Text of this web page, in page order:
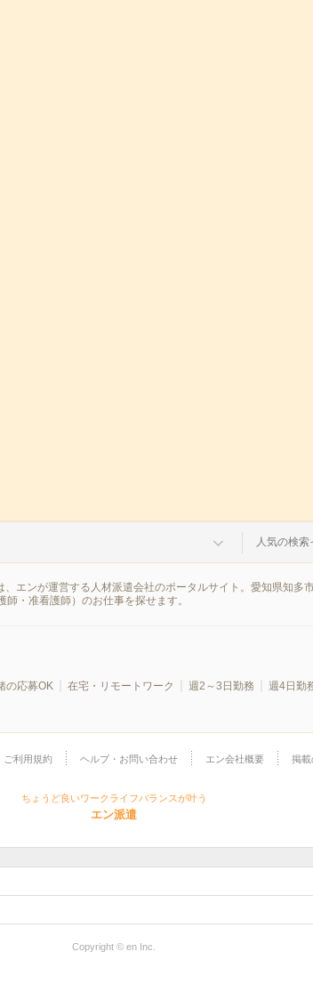
人気の検索
エンが運営する人材派遣会社のポータルサイト。愛知県知多
・准看護師）のお仕事を探せます。
の応募OK 在宅・リモートワーク 週2～3日勤務 週4日勤
ご利用規約 ヘルプ・お問い合わせ エン会社概要 掲載
ちょうど良いワークライフバランスが叶う
エン派遣
Copyright © en Inc.